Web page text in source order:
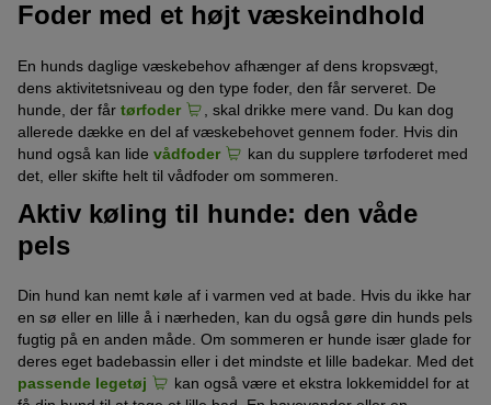
Foder med et højt væskeindhold
En hunds daglige væskebehov afhænger af dens kropsvægt,
dens aktivitetsniveau og den type foder, den får serveret. De
hunde, der får tørfoder
, skal drikke mere vand. Du kan dog
allerede dække en del af væskebehovet gennem foder. Hvis din
hund også kan lide vådfoder
kan du supplere tørfoderet med
det, eller skifte helt til vådfoder om sommeren.
Aktiv køling til hunde: den våde
pels
Din hund kan nemt køle af i varmen ved at bade. Hvis du ikke har
en sø eller en lille å i nærheden, kan du også gøre din hunds pels
fugtig på en anden måde. Om sommeren er hunde især glade for
deres eget badebassin eller i det mindste et lille badekar. Med det
passende legetøj
kan også være et ekstra lokkemiddel for at